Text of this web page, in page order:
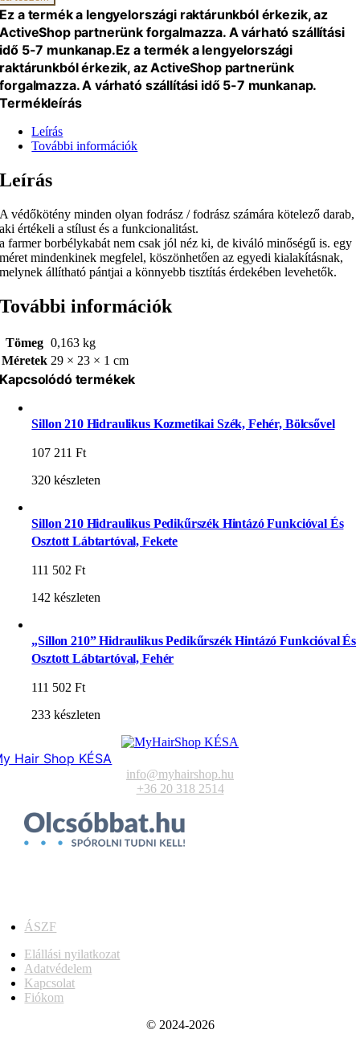
Ez a termék a lengyelországi raktárunkból érkezik, az
ActiveShop partnerünk forgalmazza. A várható szállítási
idő 5-7 munkanap.Ez a termék a lengyelországi
raktárunkból érkezik, az ActiveShop partnerünk
forgalmazza. A várható szállítási idő 5-7 munkanap.
Termékleírás
Leírás
További információk
Leírás
A védőkötény minden olyan fodrász / fodrász számára kötelező darab,
aki értékeli a stílust és a funkcionalitást.
a farmer borbélykabát nem csak jól néz ki, de kiváló minőségű is. egy
méret mindenkinek megfelel, köszönhetően az egyedi kialakításnak,
melynek állítható pántjai a könnyebb tisztítás érdekében levehetők.
További információk
Tömeg 0,163 kg
Méretek 29 × 23 × 1 cm
Kapcsolódó termékek
Sillon 210 Hidraulikus Kozmetikai Szék, Fehér, Bölcsővel
107 211Ft
320 készleten
Sillon 210 Hidraulikus Pedikűrszék Hintázó Funkcióval És
Osztott Lábtartóval, Fekete
111 502Ft
142 készleten
„Sillon 210” Hidraulikus Pedikűrszék Hintázó Funkcióval És
Osztott Lábtartóval, Fehér
111 502Ft
233 készleten
Hair Shop KÉSA
info@myhairshop.hu
+36 20 318 2514
ÁSZF
Elállási nyilatkozat
Adatvédelem
Kapcsolat
Fiókom
© 2024-2026